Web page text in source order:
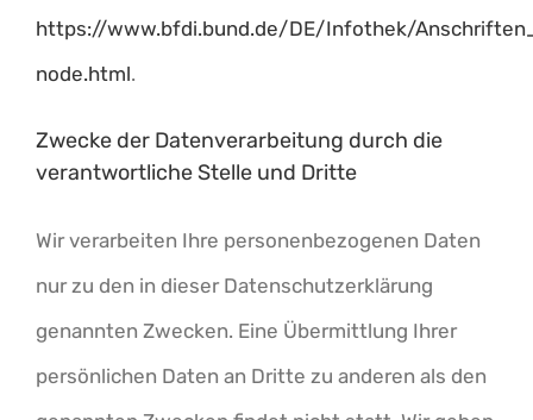
https://www.bfdi.bund.de/DE/Infothek/
node.html.
Zwecke der Datenverarbeitung durch die
verantwortliche Stelle und Dritte
Wir verarbeiten Ihre personenbezogenen Daten
nur zu den in dieser Datenschutzerklärung
genannten Zwecken. Eine Übermittlung Ihrer
persönlichen Daten an Dritte zu anderen als den